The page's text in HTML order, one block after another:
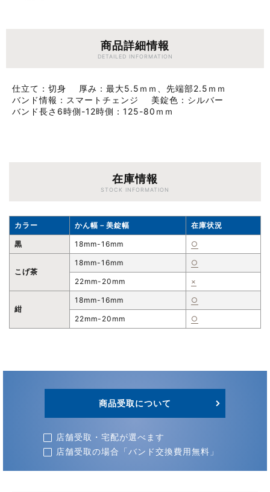
商品詳細情報
DETAILED INFORMATION
仕立て 切身 厚み
最大5.5ｍｍ、先端部2.5ｍｍ
バンド情報
スマートチェンジ 美錠色
シルバー
バンド長さ6時側-12時側
125-80ｍｍ
在庫情報
STOCK INFORMATION
カラー かん幅－美錠幅 在庫状況
黒 18mm-16mm ○
こげ茶
18mm-16mm ○
22mm-20mm ×
紺
18mm-16mm ○
22mm-20mm ○
商品受取について
店舗受取・宅配が選べます
店舗受取の場合「バンド交換費用無料」